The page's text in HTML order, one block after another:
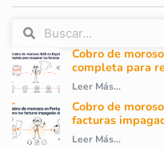
Cobro de
completa para
Leer Más...
Cobro de
facturas
Leer Más...